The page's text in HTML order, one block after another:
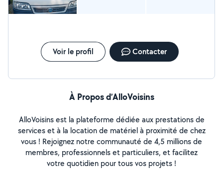
Voir le profil Contacter
À Propos d’AlloVoisins
AlloVoisins est la plateforme dédiée aux prestations de
services et à la location de matériel à proximité de chez
vous ! Rejoignez notre communauté de 4,5 millions de
membres, professionnels et particuliers, et facilitez
votre quotidien pour tous vos projets !